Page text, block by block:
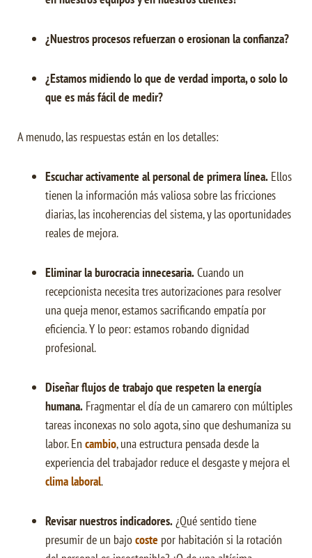
¿Nuestros procesos refuerzan o erosionan la confianza?
¿Estamos midiendo lo que de verdad importa, o solo lo
que es más fácil de medir?
A menudo, las respuestas están en los detalles:
Escuchar activamente al personal de primera línea. Ellos
tienen la información más valiosa sobre las fricciones
diarias, las incoherencias del sistema, y las oportunidades
reales de mejora.
Eliminar la burocracia innecesaria.Cuando un
recepcionista necesita tres autorizaciones para resolver
una queja menor, estamos sacrificando empatía por
eficiencia. Y lo peor: estamos robando dignidad
profesional.
Diseñar flujos de trabajo que respeten la energía
humana. Fragmentar el día de un camarero con múltiples
tareas inconexas no solo agota, sino que deshumaniza su
labor. En cambio, una estructura pensada desde la
experiencia del trabajador reduce el desgaste y mejora el
clima laboral.
Revisar nuestros indicadores. ¿Qué sentido tiene
presumir de un bajo coste por habitación si la rotación